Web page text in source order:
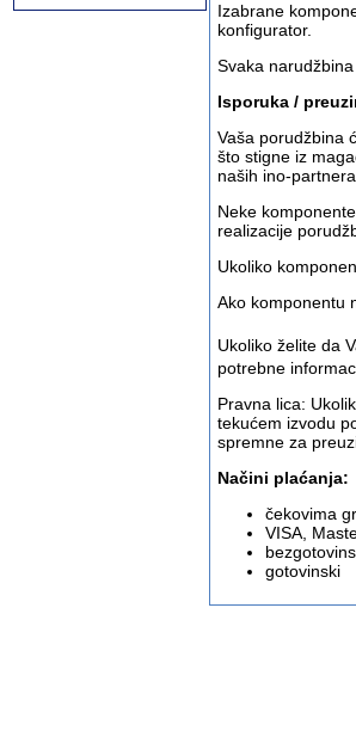
Izabrane
konfigurator.
Svaka
Isporuka /
Vaša porudžbina
što stigne iz
naših ino-
Neke
realizacije
Ukoliko
Ako komponentu
Ukoliko želite da
potrebne
Pravna lica:
tekućem izvodu
spremne za
Načini plaćanja:
čekovima
VISA,
gotovinski